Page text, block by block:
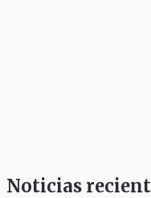
Noticias